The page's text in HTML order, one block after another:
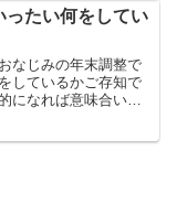
無視してきました。
討して...
ったい何をしてい
なじみの年末調整で
しているかご存知で
になれば意味合いも